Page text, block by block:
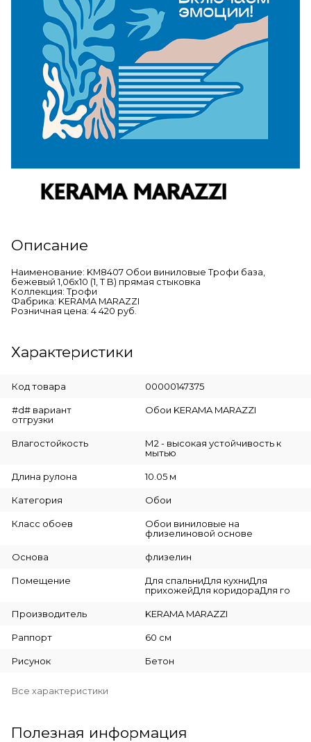
Описание
Наименование: KM8407 Обои виниловые Трофи база,
бежевый 1,06х10 (1, Т B) прямая стыковка
Коллекция: Трофи
Фабрика: KERAMA MARAZZI
Розничная цена: 4 420 руб.
Характеристики
Код товара 00000147375
#d# вариант
отгрузки
Обои KERAMA MARAZZI
Влагостойкость
М2 - высокая устойчивость к
мытью
Длина рулона 10.05 м
Категория Обои
Класс обоев
Обои виниловые на
флизелиновой основе
Основа флизелин
Помещение
Для спальниДля кухниДля
прихожейДля коридораДля го
Производитель KERAMA MARAZZI
Раппорт 60 см
Рисунок Бетон
Все характеристики
Полезная информация